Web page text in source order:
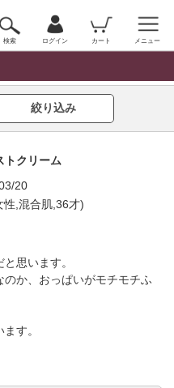
検索 ログイン カート メニュー
絞り込み
トクリーム
20
性,混合肌,36才)
思います。
のか、おっぱいがモチモチふ
す。